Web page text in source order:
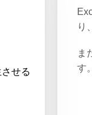
せる
り
ま
す